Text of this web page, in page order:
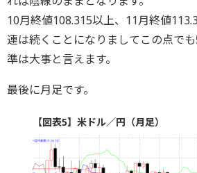
10月終値108.315以上、11月終値
連は続くことになりましてこの点で
準は大事と言えます。
最後に月足です。
【図表5】米ドル／円（月足）